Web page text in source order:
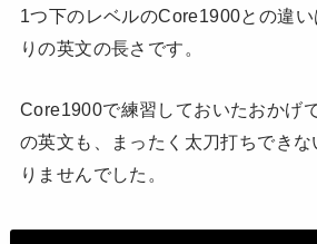
1つ下のレベルのCore1900との違
りの英文の長さです。
Core1900で練習しておいたおかげ
の英文も、まったく太刀打ちでき
りませんでした。